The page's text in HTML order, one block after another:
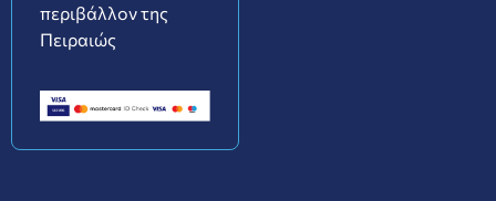
περιβάλλον της
Πειραιώς